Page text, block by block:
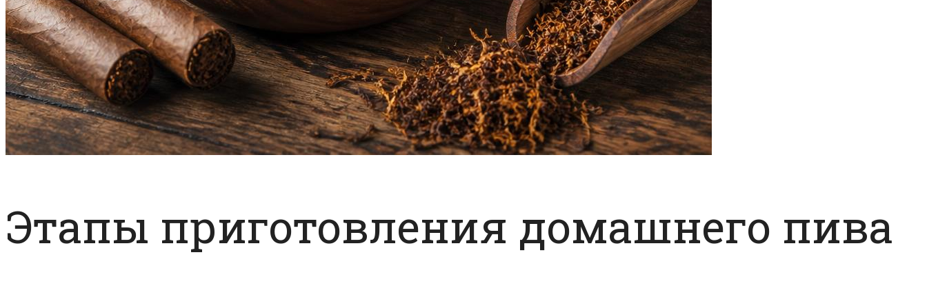
Этапы приготовления домашнего пива